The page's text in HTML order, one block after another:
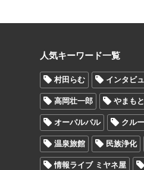
人気キーワード一覧
村田らむ インタビ
高岡壮一郎 やまも
オーパルパル クル
温泉旅館 民族浄化
情報ライブ ミヤネ屋